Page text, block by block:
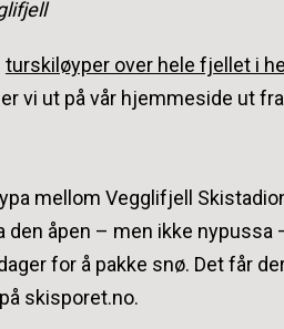
turskiløyper over hele fjellet i
vi ut på vår hjemmeside ut
mellom Vegglifjell
åpen – men ikke nypussa
for å pakke snø. Det får
skisporet.no.